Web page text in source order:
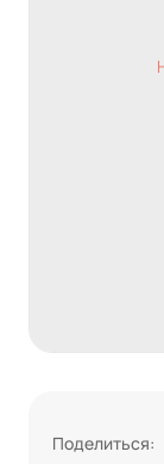
Поделиться: